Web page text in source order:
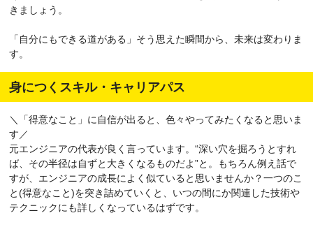
きましょう。
「自分にもできる道がある」そう思えた瞬間から、未来は変わりま
す。
身につくスキル・キャリアパス
＼「得意なこと」に自信が出ると、色々やってみたくなると思いま
す／
元エンジニアの代表が良く言っています。“深い穴を掘ろうとすれ
ば、その半径は自ずと大きくなるものだよ”と。もちろん例え話で
すが、エンジニアの成長によく似ていると思いませんか？一つのこ
と(得意なこと)を突き詰めていくと、いつの間にか関連した技術や
テクニックにも詳しくなっているはずです。